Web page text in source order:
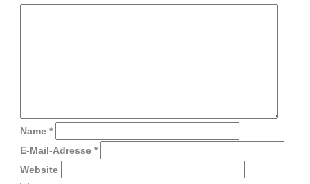
Name *
E-Mail-Adresse *
Website